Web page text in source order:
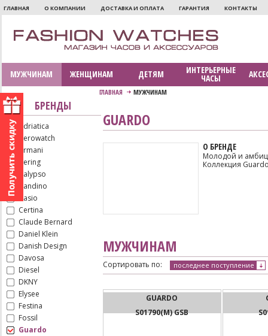
ГЛАВНАЯ О КОМПАНИИ ДОСТАВКА И ОПЛАТА ГАРАНТИЯ КОНТАКТЫ
МУЖЧИНАМ ЖЕНЩИНАМ ДЕТЯМ ИНТЕРЬЕРНЫЕ
ЧАСЫ
ГЛАВНАЯ МУЖЧИНАМ
БРЕНДЫ
Adriatica
Aerowatch
Armani
Bering
Calypso
Candino
Casio
Certina
Claude Bernard
Daniel Klein
Danish Design
Davosa
Diesel
DKNY
Elysee
Festina
Fossil
Guardo
GUARDO
О БРЕНДЕ
Молодой и
Коллекция
МУЖЧИНАМ
Сортировать по: последнее поступление
GUARDO
S01790(M) GSB